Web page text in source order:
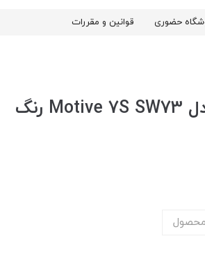
حضوری قوانین و مقررات
ساعت هوشمند Riversong مدل Motive 7S SW73 رنگ